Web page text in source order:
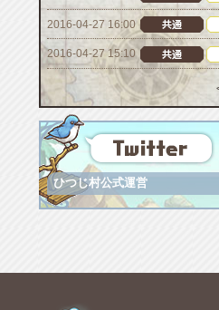
2016-04-27 16:00
2016-04-27 15:10
ひつじ村公式運営